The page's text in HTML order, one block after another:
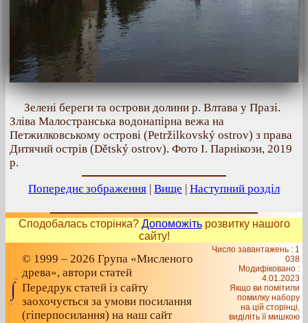
Зелені береги та острови долини р. Влтава у Празі.
Зліва Малостранська водонапірна вежа на
Петжилковському острові (Petržilkovský ostrov) з права
Дитячий острів (Dětský ostrov). Фото І. Парнікози, 2019
р.
Попереднє зображення | Вище | Наступний розділ
Сподобалась сторінка? Допоможітьрозвитку нашого
сайту!
© 1999 – 2026 Група «Мисленого
древа», автори статей
Передрук статей із сайту
заохочується за умови посилання
(гіперпосилання) на наш сайт
Число завантажень : 1
038
Модифіковано :
4.01.2023
Якщо ви помітили
помилку набору
на цiй сторiнцi,
видiлiть її мишкою